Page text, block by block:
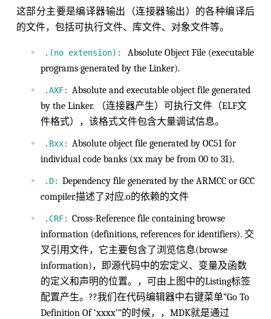
这部分主要是编译器输出（连接器输出）的各种编译后
的文件，包括可执行文件、库文件、对象文件等。
.(no extension):
Absolute Object File (executable
programs generated by the Linker).
.AXF:
Absolute and executable object file generated
by the Linker. （连接器产生）可执行文件（ELF文
件格式），该格式文件包含大量调试信息。
.Bxx:
Absolute object file generated by OC51 for
individual code banks (xx may be from 00 to 31).
.D: Dependency file generated by the ARMCC or GCC
compiler.描述了对应.o的依赖的文件
.CRF: Cross-Reference file containing browse
information (definitions, references for identifiers). 交
叉引用文件，它主要包含了浏览信息(browse
information)，即源代码中的宏定义、变量及函数
的定义和声明的位置。，可由上图中的Listing标签
配置产生。??我们在代码编辑器中右键菜单”Go To
Definition Of ‘xxxx’”的时候，，MDK就是通过